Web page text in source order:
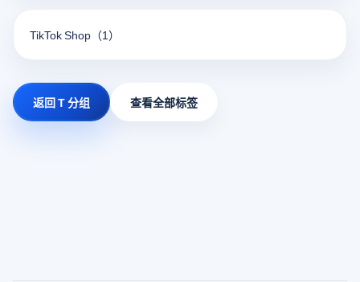
TikTok Shop （1）
返回 T 分组 查看全部标签